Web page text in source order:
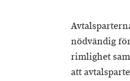
nödvändig
rimlighet
att